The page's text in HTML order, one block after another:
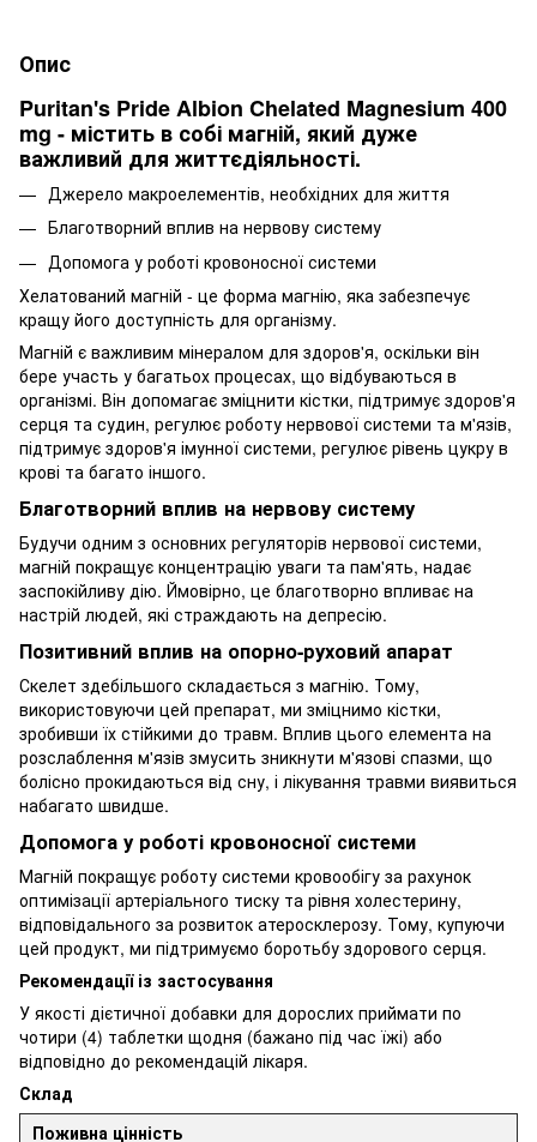
Опис
Puritan's Pride Albion Chelated Magnesium 400
mg - містить в собі магній, який дуже
важливий для життєдіяльності.
Джерело макроелементів, необхідних для життя
Благотворний вплив на нервову систему
Допомога у роботі кровоносної системи
Хелатований магній - це форма магнію, яка забезпечує
кращу його доступність для організму.
Магній є важливим мінералом для здоров'я, оскільки він
бере участь у багатьох процесах, що відбуваються в
організмі. Він допомагає зміцнити кістки, підтримує здоров'я
серця та судин, регулює роботу нервової системи та м'язів,
підтримує здоров'я імунної системи, регулює рівень цукру в
крові та багато іншого.
Благотворний вплив на нервову систему
Будучи одним з основних регуляторів нервової системи,
магній покращує концентрацію уваги та пам'ять, надає
заспокійливу дію. Ймовірно, це благотворно впливає на
настрій людей, які страждають на депресію.
Позитивний вплив на опорно-руховий апарат
Скелет здебільшого складається з магнію. Тому,
використовуючи цей препарат, ми зміцнимо кістки,
зробивши їх стійкими до травм. Вплив цього елемента на
розслаблення м'язів змусить зникнути м'язові спазми, що
болісно прокидаються від сну, і лікування травми виявиться
набагато швидше.
Допомога у роботі кровоносної системи
Магній покращує роботу системи кровообігу за рахунок
оптимізації артеріального тиску та рівня холестерину,
відповідального за розвиток атеросклерозу. Тому, купуючи
цей продукт, ми підтримуємо боротьбу здорового серця.
Рекомендації із застосування
У якості дієтичної добавки для дорослих приймати по
чотири (4) таблетки щодня (бажано під час їжі) або
відповідно до рекомендацій лікаря.
Склад
Поживна цінність